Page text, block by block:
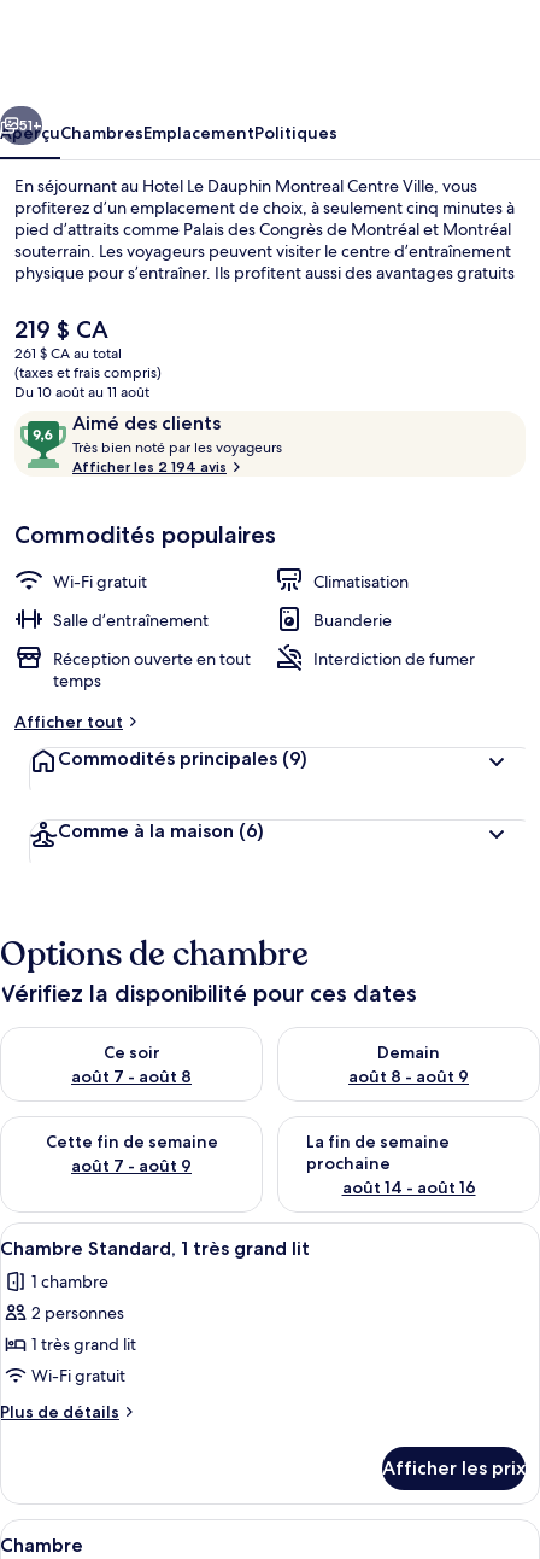
Montreal
Centre
Ville
Suivant
51+
AperçuChambresEmplacementPolitiques
En séjournant au Hotel Le Dauphin Montreal Centre Ville, vous
profiterez d’un emplacement de choix, à seulement cinq minutes à
pied d’attraits comme Palais des Congrès de Montréal et Montréal
souterrain. Les voyageurs peuvent visiter le centre d’entraînement
physique pour s’entraîner. Ils profitent aussi des avantages gratuits
Aussi, les attraits Rue Sainte-Catherine et Basilique Notre-Dame se
trouvent à tout juste 10 minutes de marche. Les autres voyageurs
apprécient l’emplacement central pour les sites touristiques, mais
aussi pour la proximité au transport en commun : Station de métro
Square-Victoria est à 4 minutes à pied et Station de métro Place-
d'Armes, à 5 minutes à pied.
Le
prix
actuel
est
de 219 $ CA
219 $ CA
261 $ CA au total
(taxes et frais compris)
Du 10 août au 11 août
Avis Aimé des clients
9,6
sur
10,
clients
Très bien noté par les voyageurs
i
e
n
n
p
r
v
o
y
g
r
s
Afficher les 2 194 avis
Commodités populaires
Wi-Fi gratuit
Climatisation
Salle d’entraînement
Buanderie
Réception ouverte en tout
temps
Interdiction de fumer
Afficher tout
Commodités principales (9)
Comme à la maison (6)
Options de chambre
Vérifiez la disponibilité pour ces dates
Ce soir
août 7 - août 8
Vérifier la disponibilité pour ce soir août 7 - août 8
Demain
août 8 - août 9
Vérifier la disponibilité pour
Cette fin de semaine
août 7 - août 9
Vérifier la disponibilité pour cette fin de semaine août 7 -
La fin de semaine
prochaine
août 14 - août 16
Vérifier la disponibilité pour
Afficher
toutes
les
photos
pour
ce
type
de
Chambre
Standard,
1
Une chambre d’hôtel avec un lit, un
8
Chambre Standard, 1 très grand lit
1 chambre
2 personnes
1 très grand lit
Wi-Fi gratuit
Plus de détails
Plus
Chambre
Standard,
1
Afficher les prix
Afficher
Chambre | Coffre-fort, bureau,
6
Chambre